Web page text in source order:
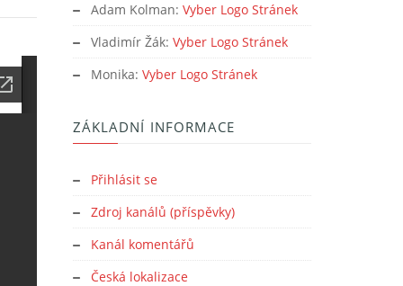
Adam Kolman: Vyber Logo Stránek
Vladimír Žák: Vyber Logo Stránek
Monika: Vyber Logo Stránek
ZÁKLADNÍ INFORMACE
Přihlásit se
Zdroj kanálů (příspěvky)
Kanál komentářů
Česká lokalizace